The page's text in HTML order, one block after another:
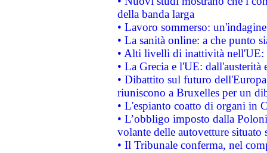
della banda larga
• Lavoro sommerso:
• La sanità online: a che punto
• Alti livelli di inattività nell'UE:
• La Grecia e l'UE: dall'austerità
• Dibattito sul futuro
riuniscono a Bruxelles per un
• L'espianto coatto di organi in
• L’obbligo imposto dalla
volante delle autovetture
• Il Tribunale conferma, nel